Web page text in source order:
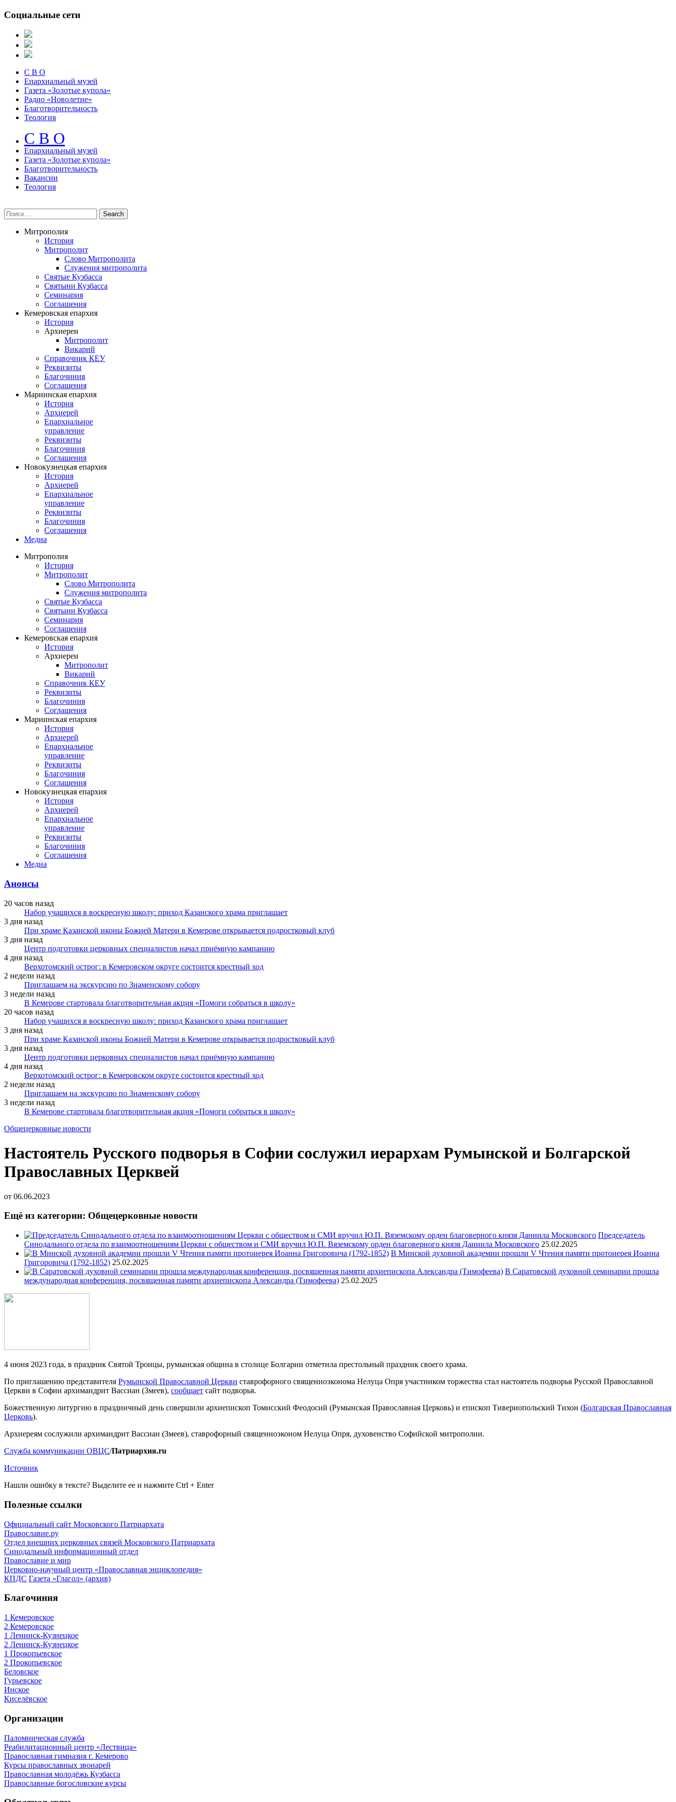
Социальные сети
С В О
Епархиальный музей
Газета «Золотые купола»
Радио «Новолетие»
Благотворительность
Теология
С В О
Епархиальный музeй
Газета «Золотые купола»
Благотворительность
Вакансии
Теология
Митрополия
История
Митрополит
Слово Митрополита
Служения митрополита
Святые Кузбасса
Святыни Кузбасса
Семинария
Соглашения
Кемеровская епархия
История
Архиереи
Митрополит
Викарий
Справочник КЕУ
Реквизиты
Благочиния
Соглашения
Мариинская епархия
История
Архиерей
Епархиальное
управление
Реквизиты
Благочиния
Соглашения
Новокузнецкая епархия
История
Архиерей
Епархиальное
управление
Реквизиты
Благочиния
Соглашения
Медиа
Митрополия
История
Митрополит
Слово Митрополита
Служения митрополита
Святые Кузбасса
Святыни Кузбасса
Семинария
Соглашения
Кемеровская епархия
История
Архиереи
Митрополит
Викарий
Справочник КЕУ
Реквизиты
Благочиния
Соглашения
Мариинская епархия
История
Архиерей
Епархиальное
управление
Реквизиты
Благочиния
Соглашения
Новокузнецкая епархия
История
Архиерей
Епархиальное
управление
Реквизиты
Благочиния
Соглашения
Медиа
Анонсы
20 часов назад
Набор учащихся в воскресную школу: приход Казанского храма приглашает
3 дня назад
При храме Казанской иконы Божией Матери в Кемерове открывается подростковый клуб
3 дня назад
Центр подготовки церковных специалистов начал приёмную кампанию
4 дня назад
Верхотомский острог: в Кемеровском округе состоится крестный ход
2 недели назад
Приглашаем на экскурсию по Знаменскому собору
3 недели назад
В Кемерове стартовала благотворительная акция «Помоги собраться в школу»
20 часов назад
Набор учащихся в воскресную школу: приход Казанского храма приглашает
3 дня назад
При храме Казанской иконы Божией Матери в Кемерове открывается подростковый клуб
3 дня назад
Центр подготовки церковных специалистов начал приёмную кампанию
4 дня назад
Верхотомский острог: в Кемеровском округе состоится крестный ход
2 недели назад
Приглашаем на экскурсию по Знаменскому собору
3 недели назад
В Кемерове стартовала благотворительная акция «Помоги собраться в школу»
Общецерковные новости
Настоятель Русского подворья в Софии сослужил иерархам Румынской и Болгарской
Православных Церквей
от 06.06.2023
Ещё из категории: Общецерковные новости
Председатель
Синодального отдела по взаимоотношениям Церкви с обществом и СМИ вручил Ю.П. Вяземскому орден благоверного князя Даниила Московского 25.02.2025
В Минской духовной академии прошли V Чтения памяти протоиерея Иоанна
Григоровича (1792-1852) 25.02.2025
В Саратовской духовной семинарии прошла
международная конференция, посвященная памяти архиепископа Александра (Тимофеева) 25.02.2025
4 июня 2023 года, в праздник Святой Троицы, румынская община в столице Болгарии отметила престольный праздник своего храма.
По приглашению представителя Румынской Православной Церкви ставрофорного священноэконома Нелуца Опря участником торжества стал настоятель подворья Русской Православной
Церкви в Софии архимандрит Вассиан (Змеев), сообщает сайт подворья.
Божественную литургию в праздничный день совершили архиепископ Томисский Феодосий (Румынская Православная Церковь) и епископ Тивериопольский Тихон (Болгарская Православная
Церковь).
Архиереям сослужили архимандрит Вассиан (Змеев), ставрофорный священноэконом Нелуца Опря, духовенство Софийской митрополии.
Служба коммуникации ОВЦС/Патриархия.ru
Источник
Нашли ошибку в тексте? Выделите ее и нажмите Ctrl + Enter
Полезные ссылки
Официальный сайт Московского Патриархата
Православие.ру
Отдел внешних церковных связей Московского Патриархата
Синодальный информационный отдел
Православие и мир
Церковно-научный центр «Православная энциклопедия»
КПДС Газета «Глагол» (архив)
Благочиния
1 Кемеровское
2 Кемеровское
1 Ленинск-Кузнецкое
2 Ленинск-Кузнецкое
1 Прокопьевское
2 Прокопьевское
Беловское
Гурьевское
Инское
Киселёвское
Организации
Паломническая служба
Реабилитационный центр «Лествица»
Православная гимназия г. Кемерово
Курсы православных звонарей
Православная молодёжь Кузбасса
Православные богословские курсы